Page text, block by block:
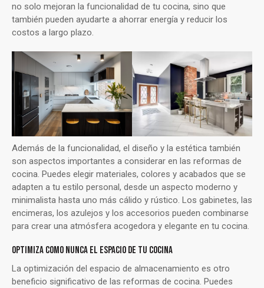
no solo mejoran la funcionalidad de tu cocina, sino que
también pueden ayudarte a ahorrar energía y reducir los
costos a largo plazo.
Además de la funcionalidad, el diseño y la estética también
son aspectos importantes a considerar en las reformas de
cocina. Puedes elegir materiales, colores y acabados que se
adapten a tu estilo personal, desde un aspecto moderno y
minimalista hasta uno más cálido y rústico. Los gabinetes, las
encimeras, los azulejos y los accesorios pueden combinarse
para crear una atmósfera acogedora y elegante en tu cocina.
OPTIMIZA COMO NUNCA EL ESPACIO DE TU COCINA
La optimización del espacio de almacenamiento es otro
beneficio significativo de las reformas de cocina. Puedes